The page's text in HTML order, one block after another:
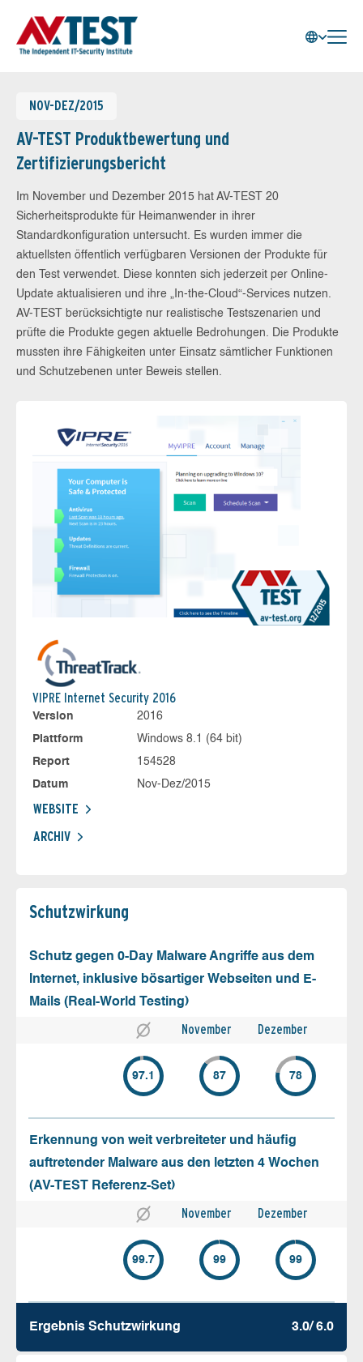
NOV-DEZ/2015
AV-TEST Produktbewertung und
Zertifizierungsbericht
Im November und Dezember 2015 hat AV-TEST 20
Sicherheitsprodukte für Heimanwender in ihrer
Standardkonfiguration untersucht. Es wurden immer die
aktuellsten öffentlich verfügbaren Versionen der Produkte für
den Test verwendet. Diese konnten sich jederzeit per Online-
Update aktualisieren und ihre „In-the-Cloud“-Services nutzen.
AV-TEST berücksichtigte nur realistische Testszenarien und
prüfte die Produkte gegen aktuelle Bedrohungen. Die Produkte
mussten ihre Fähigkeiten unter Einsatz sämtlicher Funktionen
und Schutzebenen unter Beweis stellen.
VIPRE Internet Security 2016
Version
2016
Plattform
Windows 8.1 (64 bit)
Report
154528
Datum
Nov-Dez/2015
WEBSITE
ARCHIV
Schutz­wirkung
Schutz gegen 0-Day Malware Angriffe aus dem
Internet, inklusive bösartiger Webseiten und E-
Mails (Real-World Testing)
November Dezember
97.1 87 78
Erkennung von weit verbreiteter und häufig
auftretender Malware aus den letzten 4 Wochen
(AV-TEST Referenz-Set)
November Dezember
99.7 99 99
Ergebnis Schutz­wirkung 3.0/ 6.0